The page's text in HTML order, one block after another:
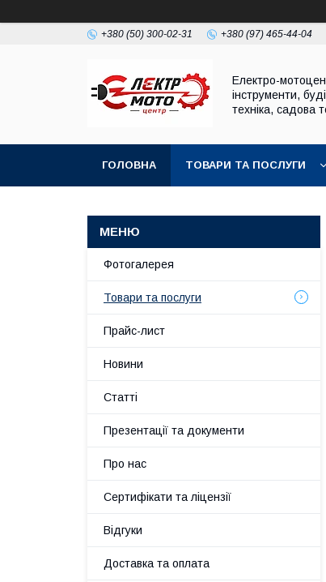
+380 (50) 300-02-31 +380 (97) 465-44-04
Електро-
інструменти,
техніка, садова
ГОЛОВНА ТОВАРИ ТА ПОСЛУГИ
Фотогалерея
Товари та послуги
Прайс-лист
Новини
Статті
Презентації та документи
Про нас
Сертифікати та ліцензії
Відгуки
Доставка та оплата